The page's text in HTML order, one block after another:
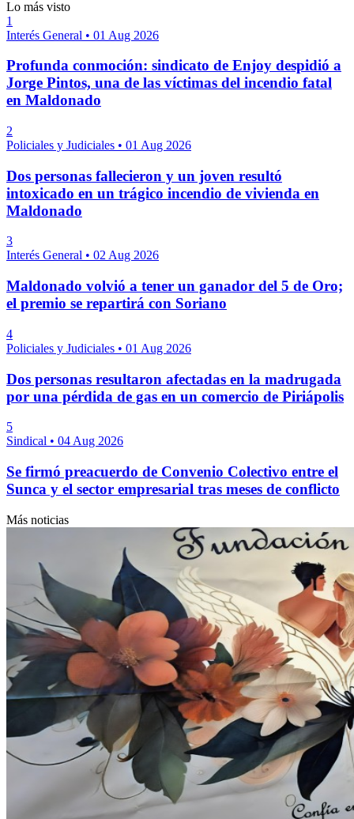
Lo más visto
1
Interés General • 01 Aug 2026
Profunda conmoción: sindicato de Enjoy despidió a
Jorge Pintos, una de las víctimas del incendio fatal
en Maldonado
2
Policiales y Judiciales • 01 Aug 2026
Dos personas fallecieron y un joven resultó
intoxicado en un trágico incendio de vivienda en
Maldonado
3
Interés General • 02 Aug 2026
Maldonado volvió a tener un ganador del 5 de Oro;
el premio se repartirá con Soriano
4
Policiales y Judiciales • 01 Aug 2026
Dos personas resultaron afectadas en la madrugada
por una pérdida de gas en un comercio de Piriápolis
5
Sindical • 04 Aug 2026
Se firmó preacuerdo de Convenio Colectivo entre el
Sunca y el sector empresarial tras meses de conflicto
Más noticias